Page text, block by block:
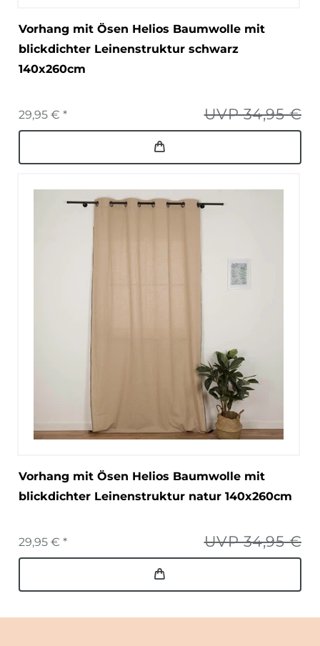
Vorhang mit Ösen Helios Baumwolle mit
blickdichter Leinenstruktur schwarz
140x260cm
UVP 34,95 €
29,95 € *
Vorhang mit Ösen Helios Baumwolle mit
blickdichter Leinenstruktur natur 140x260cm
UVP 34,95 €
29,95 € *